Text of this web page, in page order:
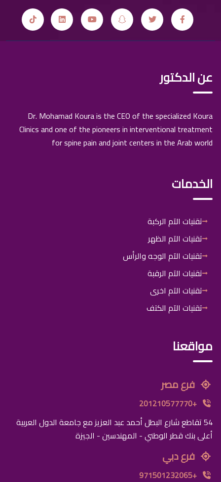
عن الدكتور
Dr. Mohamad Koura is the CEO of the specialized Koura
Clinics and one of the pioneers in interventional treatment
for spine pain and joint centers in the Arab world
الخدمات
تقنيات الآم الركبة
تقنيات الآم الظهر
تقنيات الآم الوجه والرأس
تقنيات الآم الرقبة
تقنيات الآم اخرى
تقنيات الآم الكتف
مواقعنا
فرع مصر
+201210577770
54 تقاطع شارع البطل أحمد عبد العزيز مع جامعة الدول العربية
أعلى بنك قطر الوطني - المهندسين - الجيزة
فرع دبي
+971501232065